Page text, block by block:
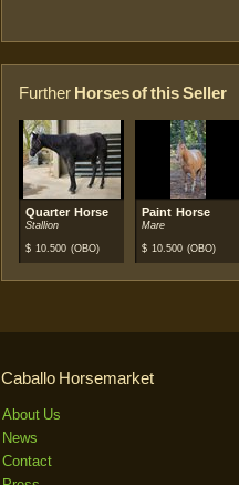
Further Horses of this Seller
Quarter Horse
Stallion
$ 10.500 (OBO)
Paint Horse
Mare
$ 10.500 (OBO)
Caballo Horsemarket
About Us
News
Contact